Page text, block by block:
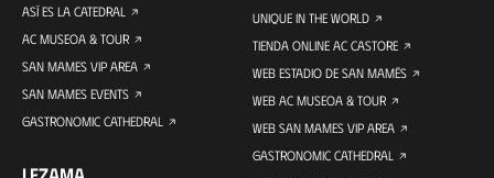
ASÍ ES LA CATEDRAL
AC MUSEOA & TOUR
SAN MAMES VIP AREA
SAN MAMES EVENTS
GASTRONOMIC CATHEDRAL
UNIQUE IN THE WORLD
TIENDA ONLINE AC CASTORE
WEB ESTADIO DE SAN MAMÉS
WEB AC MUSEOA & TOUR
WEB SAN MAMES VIP AREA
GASTRONOMIC CATHEDRAL